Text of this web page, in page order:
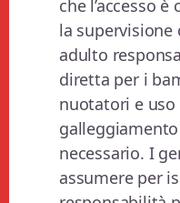
che l’accesso
la
adulto
diretta per i
nuotatori e
necessario. I
assumere per